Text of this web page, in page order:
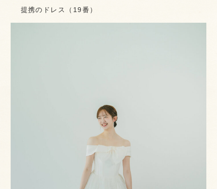
提携のドレス（19番）